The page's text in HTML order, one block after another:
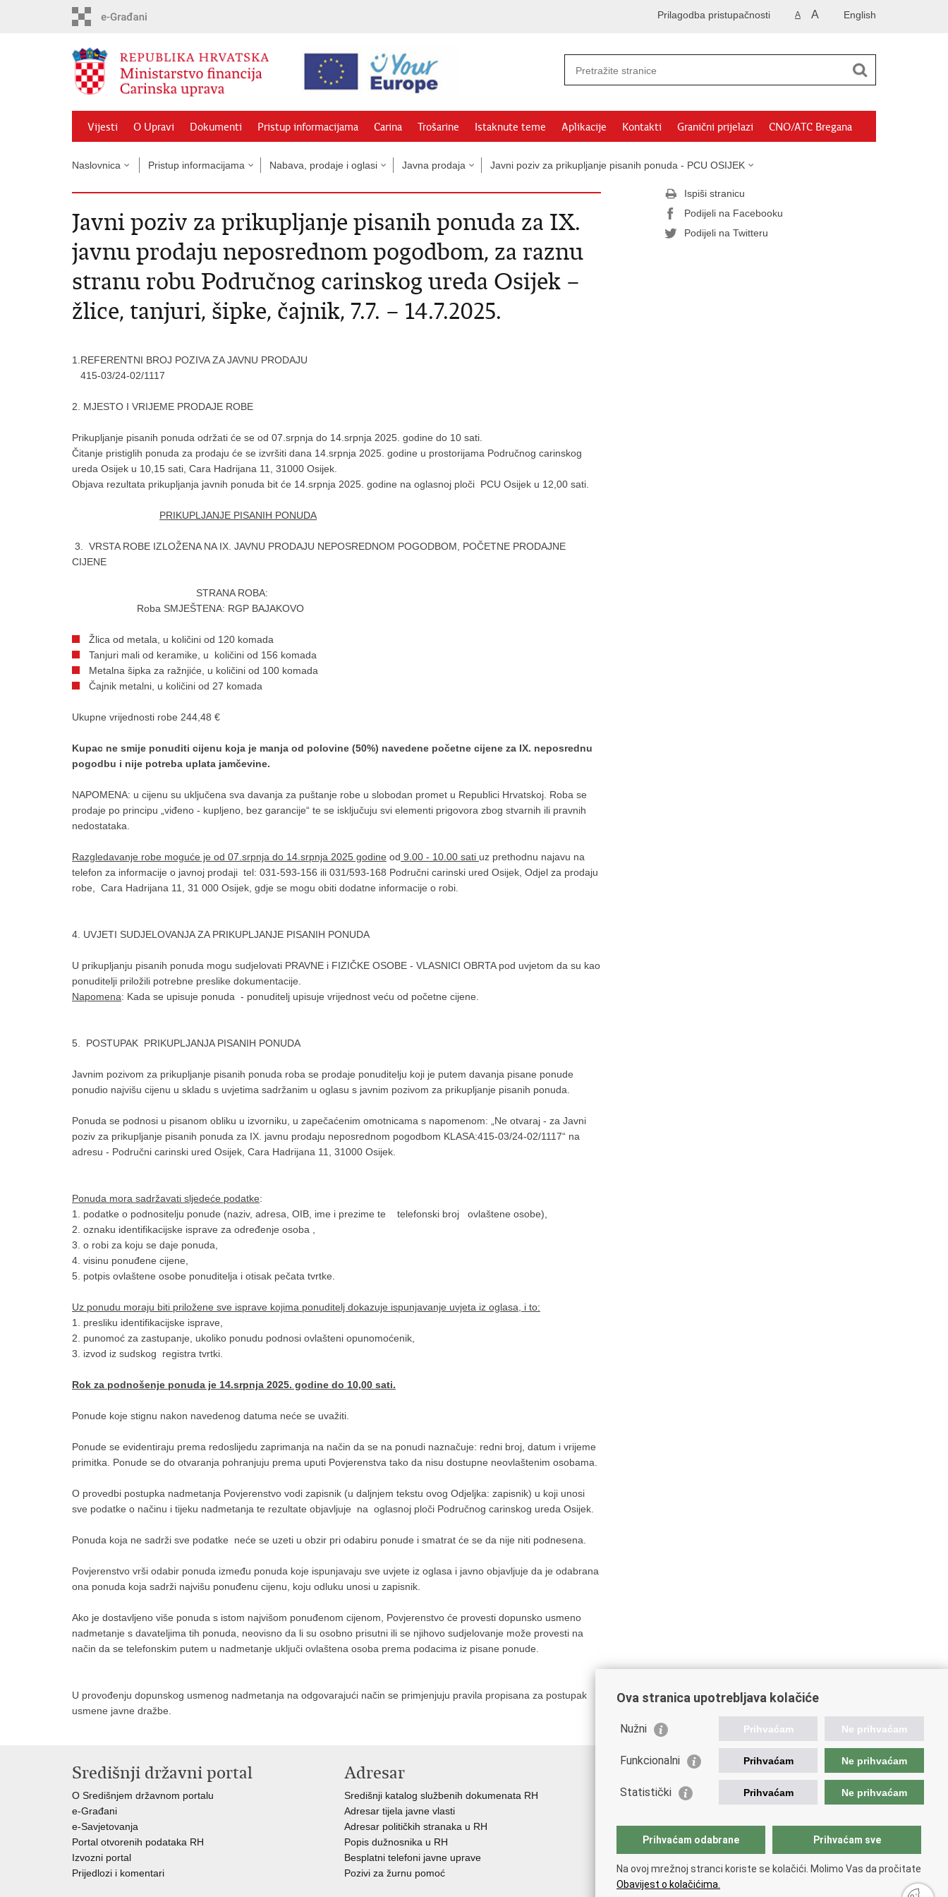
English
A A
Prilagodba pristupačnosti
Vijesti O Upravi Dokumenti Pristup informacijama Carina Trošarine Istaknute teme Aplikacije Kontakti Granični prijelazi CNO/ATC Bregana
Naslovnica Pristup informacijama Nabava, prodaje i oglasi Javna prodaja Javni poziv za prikupljanje pisanih ponuda - PCU OSIJEK
Javni poziv za prikupljanje pisanih ponuda za IX.
javnu prodaju neposrednom pogodbom, za raznu
stranu robu Područnog carinskog ureda Osijek –
žlice, tanjuri, šipke, čajnik, 7.7. – 14.7.2025.
1.REFERENTNI BROJ POZIVA ZA JAVNU PRODAJU
415-03/24-02/1117
2. MJESTO I VRIJEME PRODAJE ROBE
Prikupljanje pisanih ponuda održati će se od 07.srpnja do 14.srpnja 2025. godine do 10 sati.
Čitanje pristiglih ponuda za prodaju će se izvršiti dana 14.srpnja 2025. godine u prostorijama Područnog carinskog
ureda Osijek u 10,15 sati, Cara Hadrijana 11, 31000 Osijek.
Objava rezultata prikupljanja javnih ponuda bit će 14.srpnja 2025. godine na oglasnoj ploči PCU Osijek u 12,00 sati.
PRIKUPLJANJE PISANIH PONUDA
3. VRSTA ROBE IZLOŽENA NA IX. JAVNU PRODAJU NEPOSREDNOM POGODBOM, POČETNE PRODAJNE
CIJENE
STRANA ROBA:
Roba SMJEŠTENA: RGP BAJAKOVO
Žlica od metala, u količini od 120 komada
Tanjuri mali od keramike, u količini od 156 komada
Metalna šipka za ražnjiće, u količini od 100 komada
Čajnik metalni, u količini od 27 komada
Ukupne vrijednosti robe 244,48 €
Kupac ne smije ponuditi cijenu koja je manja od polovine (50%) navedene početne cijene za IX. neposrednu
pogodbu i nije potreba uplata jamčevine.
NAPOMENA: u cijenu su uključena sva davanja za puštanje robe u slobodan promet u Republici Hrvatskoj. Roba se
prodaje po principu „viđeno - kupljeno, bez garancije“ te se isključuju svi elementi prigovora zbog stvarnih ili pravnih
nedostataka.
Razgledavanje robe moguće je od 07.srpnja do 14.srpnja 2025 godine od 9.00 - 10.00 sati uz prethodnu najavu na
telefon za informacije o javnoj prodaji tel: 031-593-156 ili 031/593-168 Područni carinski ured Osijek, Odjel za prodaju
robe, Cara Hadrijana 11, 31 000 Osijek, gdje se mogu obiti dodatne informacije o robi.
4. UVJETI SUDJELOVANJA ZA PRIKUPLJANJE PISANIH PONUDA
U prikupljanju pisanih ponuda mogu sudjelovati PRAVNE i FIZIČKE OSOBE - VLASNICI OBRTA pod uvjetom da su kao
ponuditelji priložili potrebne preslike dokumentacije.
Napomena: Kada se upisuje ponuda - ponuditelj upisuje vrijednost veću od početne cijene.
5. POSTUPAK PRIKUPLJANJA PISANIH PONUDA
Javnim pozivom za prikupljanje pisanih ponuda roba se prodaje ponuditelju koji je putem davanja pisane ponude
ponudio najvišu cijenu u skladu s uvjetima sadržanim u oglasu s javnim pozivom za prikupljanje pisanih ponuda.
Ponuda se podnosi u pisanom obliku u izvorniku, u zapečaćenim omotnicama s napomenom: „Ne otvaraj - za Javni
poziv za prikupljanje pisanih ponuda za IX. javnu prodaju neposrednom pogodbom KLASA:415-03/24-02/1117“ na
adresu - Područni carinski ured Osijek, Cara Hadrijana 11, 31000 Osijek.
Ponuda mora sadržavati sljedeće podatke:
1. podatke o podnositelju ponude (naziv, adresa, OIB, ime i prezime te telefonski broj ovlaštene osobe),
2. oznaku identifikacijske isprave za određenje osoba ,
3. o robi za koju se daje ponuda,
4. visinu ponuđene cijene,
5. potpis ovlaštene osobe ponuditelja i otisak pečata tvrtke.
Uz ponudu moraju biti priložene sve isprave kojima ponuditelj dokazuje ispunjavanje uvjeta iz oglasa, i to:
1. presliku identifikacijske isprave,
2. punomoć za zastupanje, ukoliko ponudu podnosi ovlašteni opunomoćenik,
3. izvod iz sudskog registra tvrtki.
Rok za podnošenje ponuda je 14.srpnja 2025. godine do 10,00 sati.
Ponude koje stignu nakon navedenog datuma neće se uvažiti.
Ponude se evidentiraju prema redoslijedu zaprimanja na način da se na ponudi naznačuje: redni broj, datum i vrijeme
primitka. Ponude se do otvaranja pohranjuju prema uputi Povjerenstva tako da nisu dostupne neovlaštenim osobama.
O provedbi postupka nadmetanja Povjerenstvo vodi zapisnik (u daljnjem tekstu ovog Odjeljka: zapisnik) u koji unosi
sve podatke o načinu i tijeku nadmetanja te rezultate objavljuje na oglasnoj ploči Područnog carinskog ureda Osijek.
Ponuda koja ne sadrži sve podatke neće se uzeti u obzir pri odabiru ponude i smatrat će se da nije niti podnesena.
Povjerenstvo vrši odabir ponuda između ponuda koje ispunjavaju sve uvjete iz oglasa i javno objavljuje da je odabrana
ona ponuda koja sadrži najvišu ponuđenu cijenu, koju odluku unosi u zapisnik.
Ako je dostavljeno više ponuda s istom najvišom ponuđenom cijenom, Povjerenstvo će provesti dopunsko usmeno
nadmetanje s davateljima tih ponuda, neovisno da li su osobno prisutni ili se njihovo sudjelovanje može provesti na
način da se telefonskim putem u nadmetanje uključi ovlaštena osoba prema podacima iz pisane ponude.
U provođenju dopunskog usmenog nadmetanja na odgovarajući način se primjenjuju pravila propisana za postupak
usmene javne dražbe.
Ispiši stranicu
Podijeli na Facebooku
Podijeli na Twitteru
Središnji državni portal
O Središnjem državnom portalu
e-Građani
e-Savjetovanja
Portal otvorenih podataka RH
Izvozni portal
Prijedlozi i komentari
Adresar
Središnji katalog službenih dokumenata RH
Adresar tijela javne vlasti
Adresar političkih stranaka u RH
Popis dužnosnika u RH
Besplatni telefoni javne uprave
Pozivi za žurnu pomoć
Važne poveznice
Vlada Republike Hrvatske
Europska komisija
Svjetska carinska organizacija
Taxation and Customs Union
Porezna uprava
Ova stranica upotrebljava kolačiće
Nužni Prihvaćam Ne prihvaćam
Funkcionalni Prihvaćam Ne prihvaćam
Statistički Prihvaćam Ne prihvaćam
Prihvaćam odabrane Prihvaćam sve
Na ovoj mrežnoj stranci koriste se kolačići. Molimo Vas da pročitate
Obavijest o kolačićima.